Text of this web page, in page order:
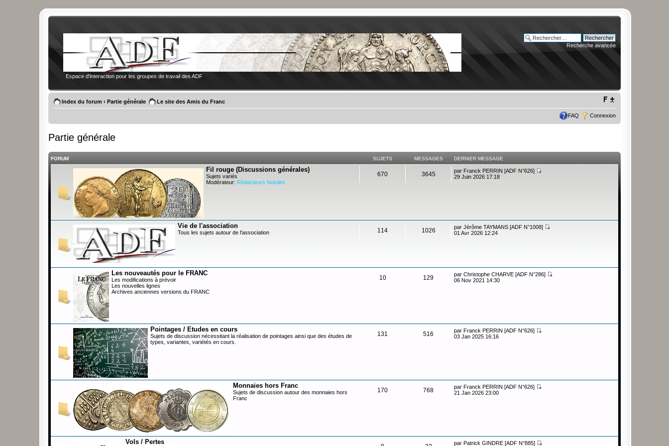
Espace d'interaction pour les groupes de travail des ADF
Recherche avancée
Index du forum ‹ Partie générale Le site des Amis du Franc
FAQ Connexion
Partie générale
FORUM SUJETS MESSAGES DERNIER MESSAGE
Fil rouge (Discussions générales)
Sujets variés
Modérateur: Rédacteurs Notules
670 3645 par Franck PERRIN [ADF N°626]
29 Juin 2026 17:18
Vie de l'association
Tous les sujets autour de l'association 114 1026 parJérôme TAYMANS [ADF N°1008]
01 Avr 2026 12:24
Les nouveautés pour le FRANC
Les modifications à prévoir
Les nouvelles lignes
Archives anciennes versions du FRANC
10 129 parChristophe CHARVE [ADF N°286]
06 Nov 2021 14:30
Pointages / Etudes en cours
Sujets de discussion nécessitant la réalisation de pointages ainsi que des études de
types, variantes, variétés en cours.
131 516 parFranck PERRIN [ADF N°626]
03 Jan 2025 16:16
Monnaies hors Franc
Sujets de discussion autour des monnaies hors
Franc
170 768 parFranck PERRIN [ADF N°626]
21 Jan 2026 23:00
Vols / Pertes parPatrick GINDRE [ADF N°885]